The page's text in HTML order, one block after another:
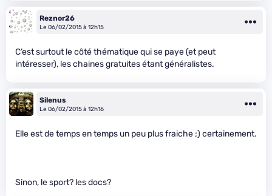
Reznor26
Le 06/02/2015 à 12h15
C’est surtout le côté thématique qui se paye (et peut
intéresser), les chaines gratuites étant généralistes.
Silenus
Le 06/02/2015 à 12h16
Elle est de temps en temps un peu plus fraiche ;) certainement.
Sinon, le sport? les docs?